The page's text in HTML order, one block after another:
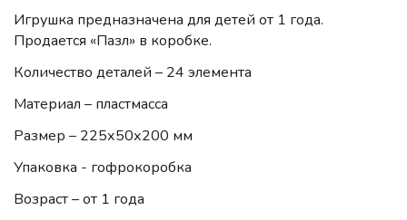
Игрушка предназначена для детей от 1 года.
Продается «Пазл» в коробке.
Количество деталей – 24 элемента
Материал – пластмасса
Размер – 225х50х200 мм
Упаковка - гофрокоробка
Возраст – от 1 года